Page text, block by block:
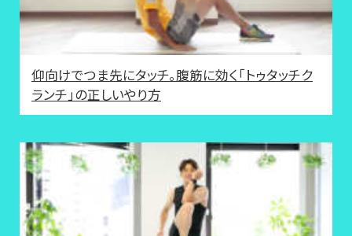
仰向けでつま先にタッチ。腹筋に効く「トゥタッチク
ランチ」の正しいやり方